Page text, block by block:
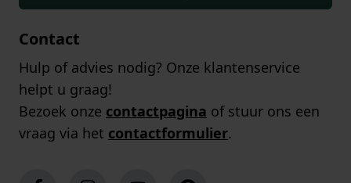
Contact
Hulp of advies nodig? Onze klantenservice
helpt u graag!
Bezoek onze contactpagina of stuur ons een
vraag via het contactformulier.